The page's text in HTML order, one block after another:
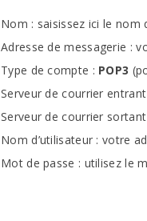
Nom : saisissez ici le
Adresse de messagerie :
Type de compte : POP3
Serveur de courrier entrant
Serveur de courrier
Nom d’utilisateur : votre
Mot de passe : utilisez le